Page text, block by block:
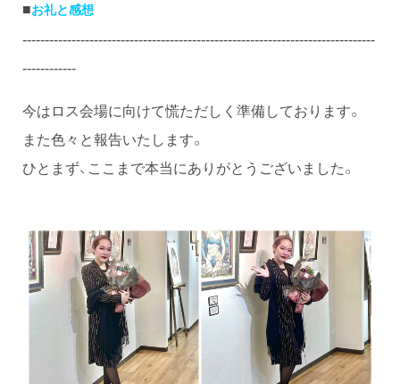
■お礼と感想
-------------------------------------------------------------------------------
------------
今はロス会場に向けて慌ただしく準備しております。
また色々と報告いたします。
ひとまず、ここまで本当にありがとうございました。